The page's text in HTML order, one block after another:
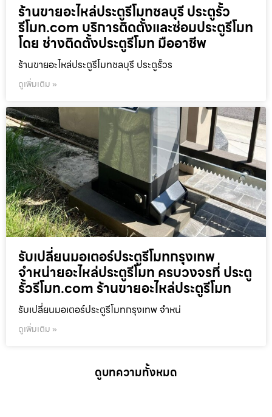
ร้านขายอะไหล่ประตูรีโมทชลบุรี ประตูรั้ว
รีโมท.com บริการติดตั้งและซ่อมประตูรีโมท
โดย ช่างติดตั้งประตูรีโมท มืออาชีพ
ร้านขายอะไหล่ประตูรีโมทชลบุรี ประตูรั้วร
ดูเพิ่มเติม »
รับเปลี่ยนมอเตอร์ประตูรีโมทกรุงเทพ
จำหน่ายอะไหล่ประตูรีโมท ครบวงจรที่ ประตู
รั้วรีโมท.com ร้านขายอะไหล่ประตูรีโมท
รับเปลี่ยนมอเตอร์ประตูรีโมทกรุงเทพ จำหน่
ดูเพิ่มเติม »
ดูบทความทั้งหมด